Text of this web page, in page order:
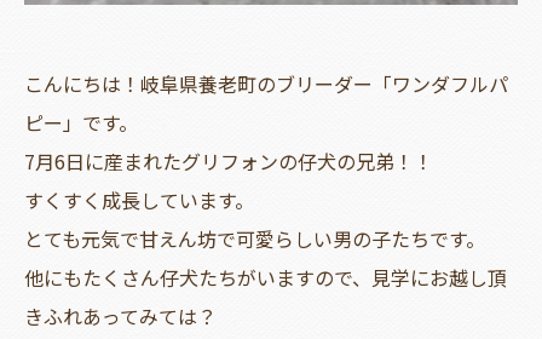
こんにちは！岐阜県養老町のブリーダー「ワンダフルパ
ピー」です。
7月6日に産まれたグリフォンの仔犬の兄弟！！
すくすく成長しています。
とても元気で甘えん坊で可愛らしい男の子たちです。
他にもたくさん仔犬たちがいますので、見学にお越し頂
きふれあってみては？